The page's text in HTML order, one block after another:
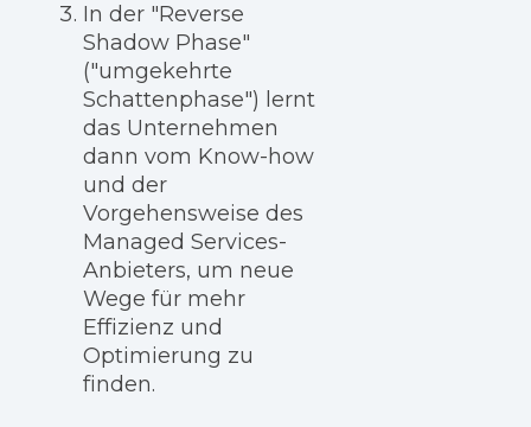
In der "Reverse
Shadow Phase"
("umgekehrte
Schattenphase") lernt
das Unternehmen
dann vom Know-how
und der
Vorgehensweise des
Managed Services-
Anbieters, um neue
Wege für mehr
Effizienz und
Optimierung zu
finden.